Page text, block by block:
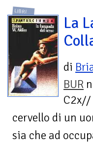
LIBRI
La
di
BUR
C2x//
cervello di un
sia che ad